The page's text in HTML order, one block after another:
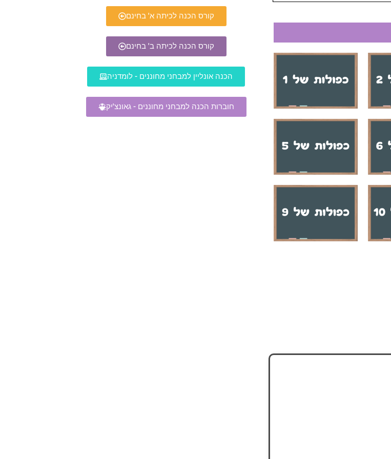
קורס הכנה לכיתה א' בחינם
קורס הכנה לכיתה ב' בחינם
הכנה אונליין למבחני מחוננים - לומדניה
חוברות הכנה למבחני מחוננים - גאונצ'יק